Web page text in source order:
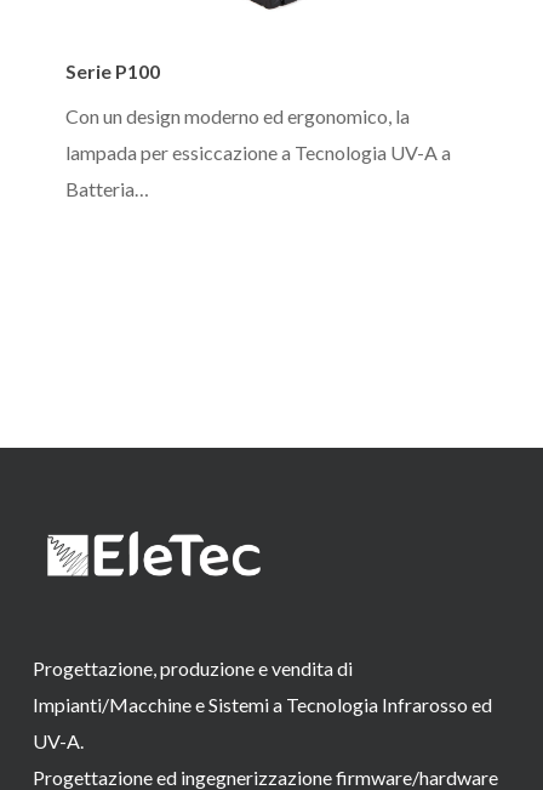
P100Serie P100
Con un design moderno ed ergonomico, la
lampada per essiccazione a Tecnologia UV-A a
Batteria…
Progettazione, produzione e vendita di
Impianti/Macchine e Sistemi a Tecnologia Infrarosso ed
UV-A.
Progettazione ed ingegnerizzazione firmware/hardware